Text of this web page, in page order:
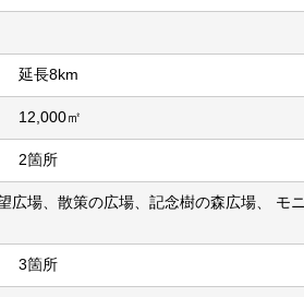
延長8km
12,000㎡
2箇所
場、散策の広場、記念樹の森広場、 モ
3箇所